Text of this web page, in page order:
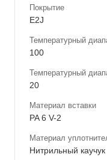
Покрытие
E2J
Температурный
100
Температурный
20
Материал вставки
PA 6 V-2
Материал
Нитрильный каучук